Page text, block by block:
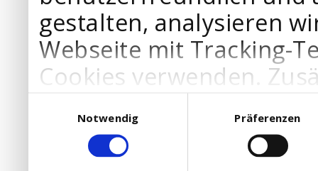
gestalten, analysieren
Webseite mit Tracking-
Cookies verwenden.
Werbepartner
Ihre Bedürfnisse
die Verwendung von
Notwendig
Präferenzen